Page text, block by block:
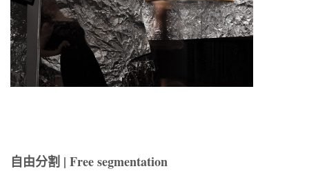
自由分割 | Free segmentation